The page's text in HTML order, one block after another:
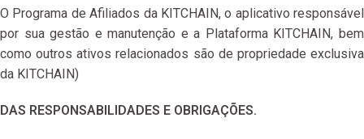
O Programa de Afiliados da KITCHAIN, o aplicativo responsável
por sua gestão e manutenção e a Plataforma KITCHAIN, bem
como outros ativos relacionados são de propriedade exclusiva
da KITCHAIN)
DAS RESPONSABILIDADES E OBRIGAÇÕES.